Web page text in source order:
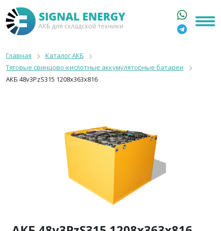
КАТАЛОГ
АРЕНДА АКБ
О КОМПАНИИ
+7 916 316 3333
8 800 550 44 77
info@signalenergy.ru
Главная
Каталог АКБ
Тяговые свинцово-кислотные аккумуляторные батареи
АКБ 48v3PzS315 1208x363x816